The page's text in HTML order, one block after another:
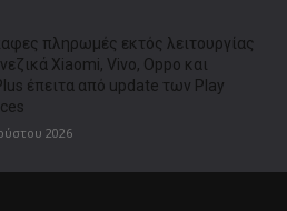
πληρωμές εκτός λειτουργίας
Xiaomi, Vivo, Oppo και
έπειτα από update των Play
2026